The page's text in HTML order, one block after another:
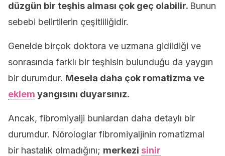
düzgün bir teşhis alması çok geç olabilir. Bunun
sebebi belirtilerin çeşitliliğidir.
Genelde birçok doktora ve uzmana gidildiği ve
sonrasında farklı bir teşhisin bulunduğu da yaygın
bir durumdur. Mesela daha çok romatizma ve
eklem yangısını duyarsınız.
Ancak, fibromiyalji bunlardan daha detaylı bir
durumdur. Nörologlar fibromiyaljinin romatizmal
bir hastalık olmadığını; merkezi sinir